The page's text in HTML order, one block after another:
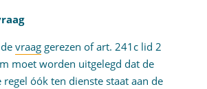
vraaggerezen of art. 241c lid 2
moet worden uitgelegd dat de
óók ten dienste staat aan de